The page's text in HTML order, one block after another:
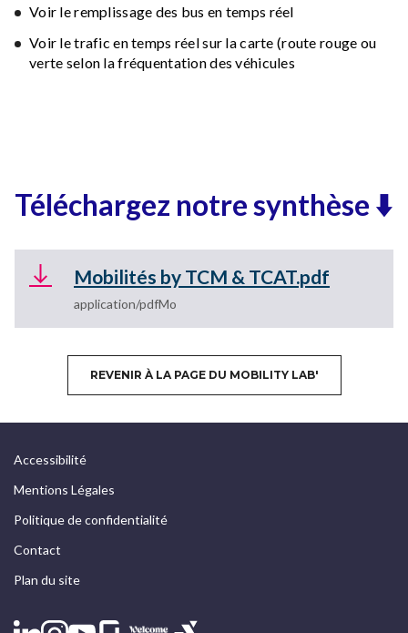
Voir le remplissage des bus en temps réel
Voir le trafic en temps réel sur la carte (route rouge ou
verte selon la fréquentation des véhicules
Téléchargez notre synthèse ⬇️
Fichier
Mobilités by TCM & TCAT.pdf
application/pdf
REVENIR À LA PAGE DU MOBILITY LAB'
Accessibilité
Mentions Légales
Politique de confidentialité
Contact
Plan du site